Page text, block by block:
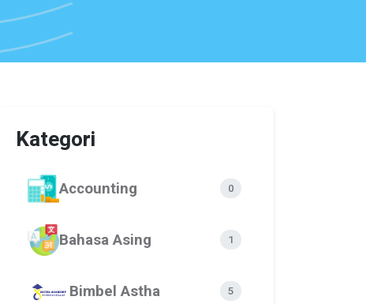
Kategori
Accounting 0
Bahasa Asing 1
Bimbel Astha 5